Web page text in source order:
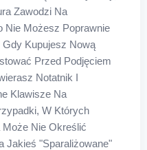
Zawodzi Na
Nie Możesz Poprawnie
Kupujesz Nową
Przed Podjęciem
Notatnik I
Klawisze Na
W Których
Nie Określić
Jakieś "sparaliżowane"